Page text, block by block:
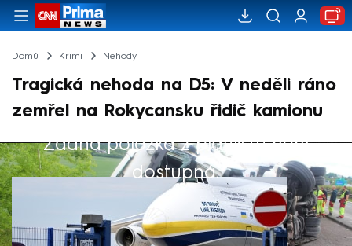
Domů Krimi Nehody
Tragická nehoda na D5: V neděli ráno
zemřel na Rokycansku řidič kamionu
Žádná položka z playlistu není
dostupná.
Výběr redakce